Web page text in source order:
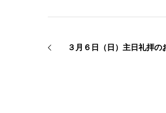
３月６日（日）主日礼拝の